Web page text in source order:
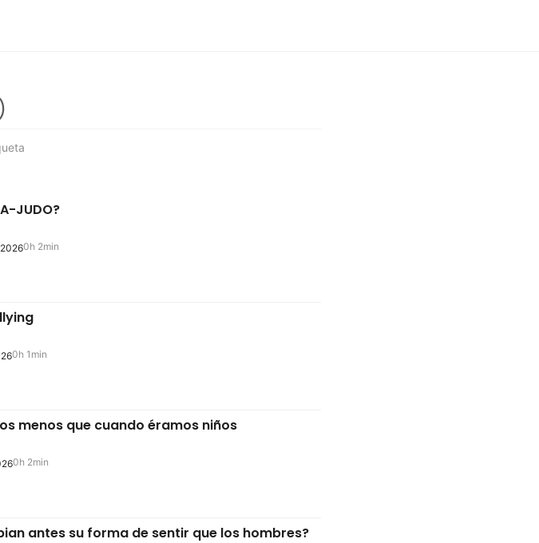
JUDO?
0h 2min
0h 1min
menos que cuando éramos niños
0h 2min
antes su forma de sentir que los hombres?